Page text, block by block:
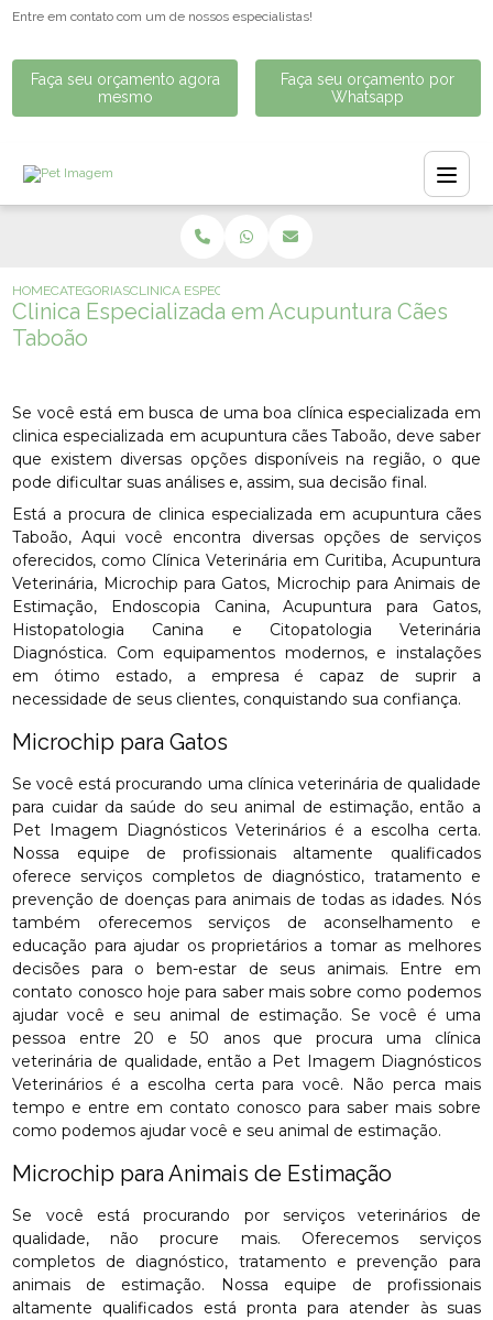
Entre em contato com um de nossos especialistas!
Faça seu orçamento agora
mesmo
Faça seu orçamento por
Whatsapp
HOMECATEGORIASCLINICA ESPECIALIZADA EM ACUPUNTURA CÃES TABOÃO
Clinica Especializada em Acupuntura Cães
Taboão
Se você está em busca de uma boa clínica especializada em
clinica especializada em acupuntura cães Taboão, deve saber
que existem diversas opções disponíveis na região, o que
pode dificultar suas análises e, assim, sua decisão final.
Está a procura de clinica especializada em acupuntura cães
Taboão, Aqui você encontra diversas opções de serviços
oferecidos, como Clínica Veterinária em Curitiba, Acupuntura
Veterinária, Microchip para Gatos, Microchip para Animais de
Estimação, Endoscopia Canina, Acupuntura para Gatos,
Histopatologia Canina e Citopatologia Veterinária
Diagnóstica. Com equipamentos modernos, e instalações
em ótimo estado, a empresa é capaz de suprir a
necessidade de seus clientes, conquistando sua confiança.
Microchip para Gatos
Se você está procurando uma clínica veterinária de qualidade
para cuidar da saúde do seu animal de estimação, então a
Pet Imagem Diagnósticos Veterinários é a escolha certa.
Nossa equipe de profissionais altamente qualificados
oferece serviços completos de diagnóstico, tratamento e
prevenção de doenças para animais de todas as idades. Nós
também oferecemos serviços de aconselhamento e
educação para ajudar os proprietários a tomar as melhores
decisões para o bem-estar de seus animais. Entre em
contato conosco hoje para saber mais sobre como podemos
ajudar você e seu animal de estimação. Se você é uma
pessoa entre 20 e 50 anos que procura uma clínica
veterinária de qualidade, então a Pet Imagem Diagnósticos
Veterinários é a escolha certa para você. Não perca mais
tempo e entre em contato conosco para saber mais sobre
como podemos ajudar você e seu animal de estimação.
Microchip para Animais de Estimação
Se você está procurando por serviços veterinários de
qualidade, não procure mais. Oferecemos serviços
completos de diagnóstico, tratamento e prevenção para
animais de estimação. Nossa equipe de profissionais
altamente qualificados está pronta para atender às suas